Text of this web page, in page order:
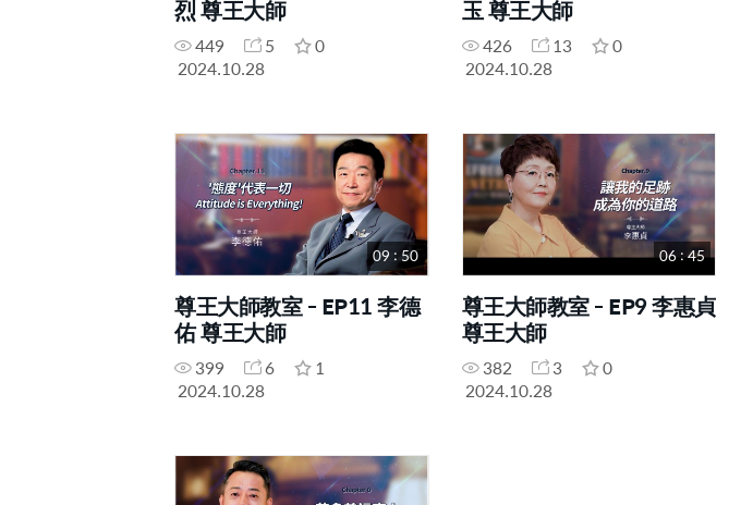
烈 尊王大師
449 5
0
2024.10.28
玉 尊王大師
426 13
0
2024.10.28
09 : 50
尊王大師教室 - EP11 李德
佑 尊王大師
399 6
1
2024.10.28
06 : 45
尊王大師教室 - EP9 李惠貞
尊王大師
382 3
0
2024.10.28